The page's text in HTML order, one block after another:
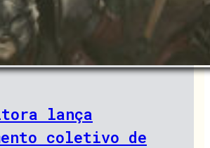
lança
coletivo de